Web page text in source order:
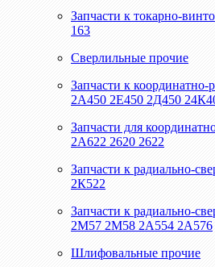
Запчасти к токарно-
163
Сверлильные прочие
Запчасти к координатно-
2А450 2Е450 2Д450
Запчасти для
2А622 2620 2622
Запчасти к радиально-
2К522
Запчасти к радиально-
2М57 2М58 2А554 2А576
Шлифовальные прочие